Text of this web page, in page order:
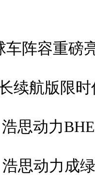
阵容重磅
续航版限
思动力
思动力成